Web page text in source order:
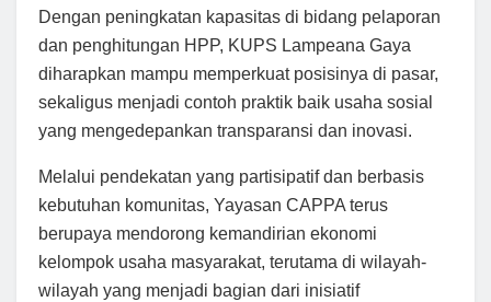
Dengan peningkatan kapasitas di bidang pelaporan
dan penghitungan HPP, KUPS Lampeana Gaya
diharapkan mampu memperkuat posisinya di pasar,
sekaligus menjadi contoh praktik baik usaha sosial
yang mengedepankan transparansi dan inovasi.
Melalui pendekatan yang partisipatif dan berbasis
kebutuhan komunitas, Yayasan CAPPA terus
berupaya mendorong kemandirian ekonomi
kelompok usaha masyarakat, terutama di wilayah-
wilayah yang menjadi bagian dari inisiatif